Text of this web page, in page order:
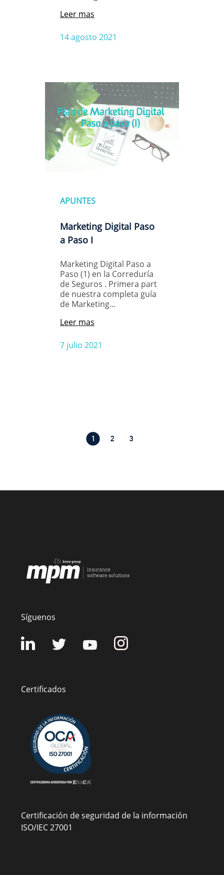
14 agosto 2021
Leer mas
APUNTES
Marketing Digital Paso
a Paso I
Marketing Digital Paso a
Paso (1) en la Correduría
de Seguros . Primera part
de nuestra completa guía
de Marketing…
7 julio 2021
Leer mas
1 2 3
Síguenos
Certificados
Certificación de seguridad de la información
ISO/IEC 27001